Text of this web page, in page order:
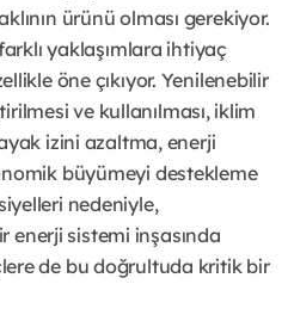
ürünü olması gerekiyor.
yaklaşımlara ihtiyaç
öne çıkıyor. Yenilenebilir
ve kullanılması, iklim
izini azaltma, enerji
büyümeyi destekleme
nedeniyle,
enerji sistemi inşasında
de bu doğrultuda kritik bir